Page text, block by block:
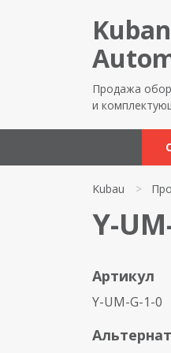
Kuban
Продажа
и
Kubau >
Y-
Артикул
Y-UM-G-1-0